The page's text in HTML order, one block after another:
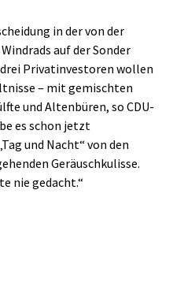
in der von der
auf der Sonder
Privatinvestoren wollen
– mit gemischten
und Altenbüren, so CDU-
es schon jetzt
und Nacht“ von den
Geräuschkulisse.
nie gedacht.“